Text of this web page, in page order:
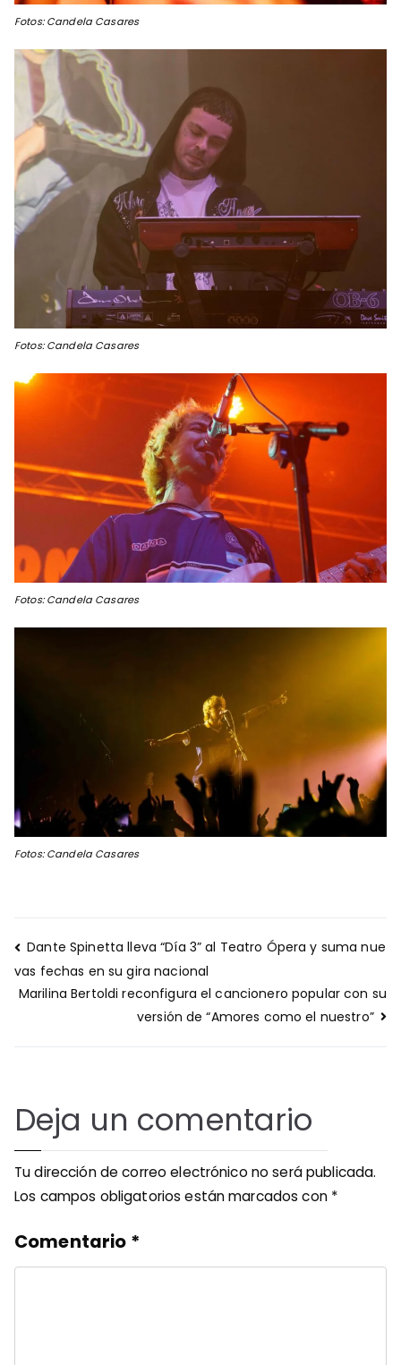
Fotos: Candela Casares
Fotos: Candela Casares
Fotos: Candela Casares
Fotos: Candela Casares
Navegación
de
entradas
Dante Spinetta lleva “Día 3” al Teatro Ópera y suma nue
vas fechas en su gira nacional
Marilina Bertoldi reconfigura el cancionero popular con su
versión de “Amores como el nuestro”
Deja un comentario
Tu dirección de correo electrónico no será publicada.
Los campos obligatorios están marcados con *
Comentario *